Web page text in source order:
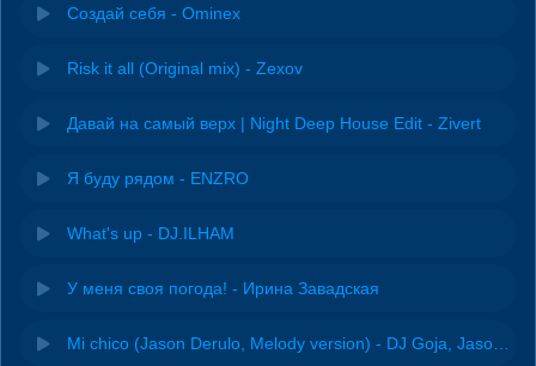
Создай себя - Ominex
Risk it all (Original mix) - Zexov
Давай на самый верх | Night Deep House Edit - Zivert
Я буду рядом - ENZRO
What's up - DJ.ILHAM
У меня своя погода! - Ирина Завадская